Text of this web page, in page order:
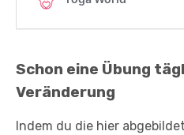
Schon eine Übung
Veränderung
Indem du die hier